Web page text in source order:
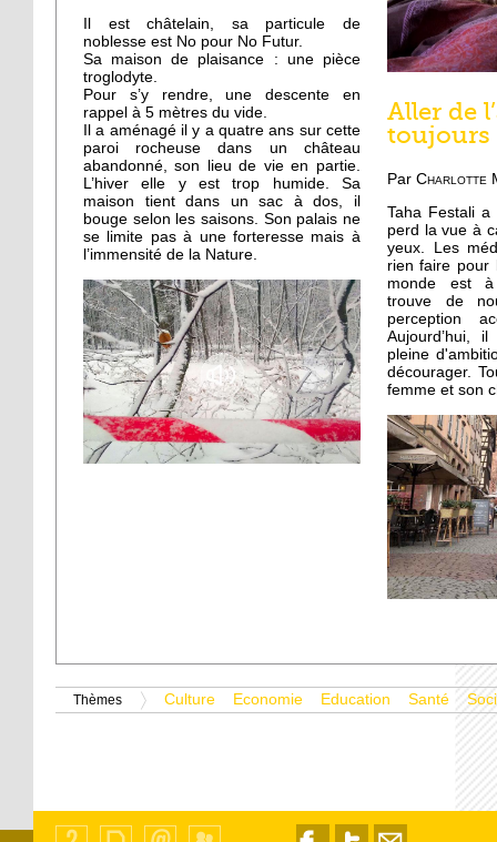
Il est châtelain, sa particule de
noblesse est No pour No Futur.
Sa maison de plaisance : une pièce
troglodyte.
Pour s’y rendre, une descente en
rappel à 5 mètres du vide.
Il a aménagé il y a quatre ans sur cette
paroi rocheuse dans un château
abandonné, son lieu de vie en partie.
L’hiver elle y est trop humide. Sa
maison tient dans un sac à dos, il
bouge selon les saisons. Son palais ne
se limite pas à une forteresse mais à
l’immensité de la Nature.
Aller de
toujours
Par Charlotte
Taha Festali
perd la vue à
yeux. Les
rien faire pour
monde est à
trouve de
perception
Aujourd’hui,
pleine
décourager.
femme et son
Thèmes Culture Economie Education Santé